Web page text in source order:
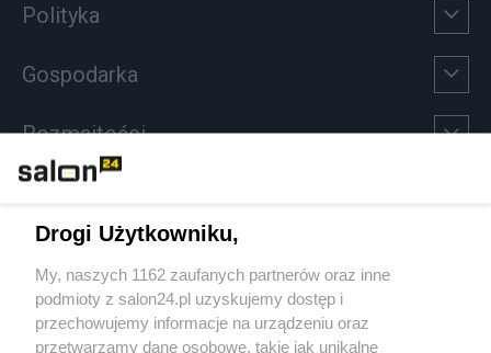
Polityka
Gospodarka
Rozmaitości
Sport
Społeczeństwo
Drogi Użytkowniku,
My, naszych 1162 zaufanych partnerów oraz inne
podmioty z salon24.pl uzyskujemy dostęp i
przechowujemy informacje na urządzeniu oraz
przetwarzamy dane osobowe, takie jak unikalne